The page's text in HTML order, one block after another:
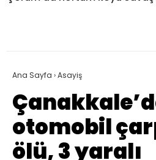
Ana Sayfa ›Asayiş
otomobil
ölü, 3 yaralı